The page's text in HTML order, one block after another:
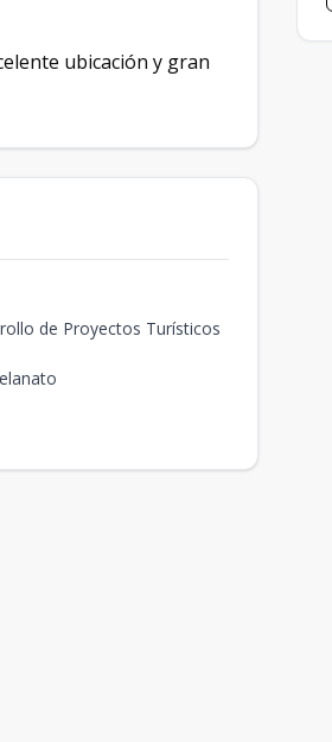
ubicación y gran
de Proyectos Turísticos